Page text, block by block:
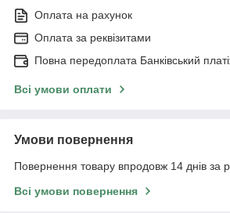
Оплата на рахунок
Оплата за реквізитами
Повна передоплата Банківський
Всі умови оплати
Умови повернення
Повернення товару впродовж 14 днів за
Всі умови повернення